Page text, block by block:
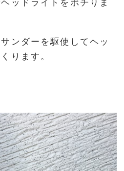
ンダーを駆使してヘッ
ります。